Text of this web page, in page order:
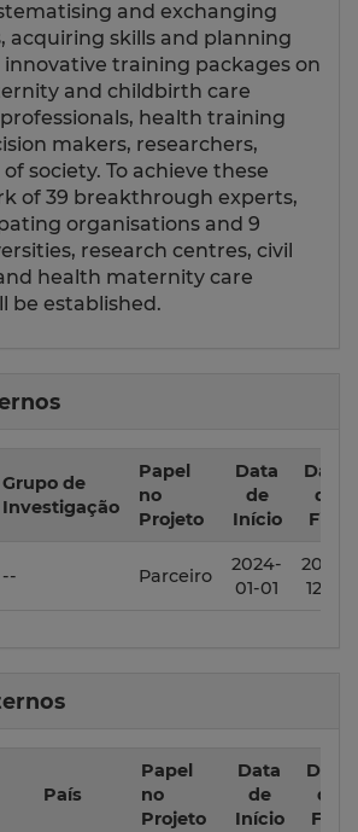
and exchanging
acquiring skills and planning
training packages on
and childbirth care
health training
makers, researchers,
society. To achieve these
of 39 breakthrough experts,
organisations and 9
research centres, civil
health maternity care
be established.
Grupo de
Investigação
Papel
no
Projeto
Data
de
Início
Data
de
Fim
-- Parceiro
2024-
01-01
2027-
12-31
País
Papel
no
Projeto
Data
de
Início
Data
de
Fim